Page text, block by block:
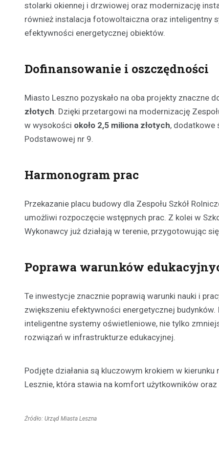
stolarki okiennej i drzwiowej oraz modernizację
również instalacja fotowoltaiczna oraz inteligentny
efektywności energetycznej obiektów.
Dofinansowanie i oszczędności
Miasto Leszno pozyskało na oba projekty znaczne
złotych. Dzięki przetargowi na modernizację
w wysokości około 2,5 miliona złotych, dodatkowe
Podstawowej nr 9.
Harmonogram prac
Przekazanie placu budowy dla Zespołu Szkół
umożliwi rozpoczęcie wstępnych prac. Z kolei w
Wykonawcy już działają w terenie, przygotowując
Poprawa warunków
Te inwestycje znacznie poprawią warunki nauki i
zwiększeniu efektywności energetycznej
inteligentne systemy oświetleniowe, nie tylko
rozwiązań w infrastrukturze edukacyjnej.
Podjęte działania są kluczowym krokiem w
Lesznie, która stawia na komfort użytkowników
Źródło: Urząd Miasta Leszna